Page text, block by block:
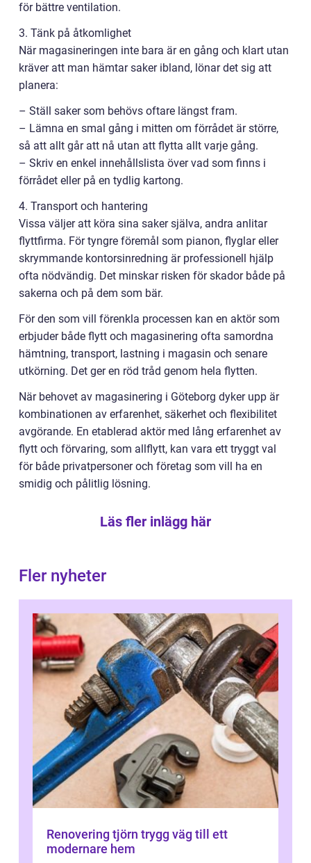
för bättre ventilation.
3. Tänk på åtkomlighet
När magasineringen inte bara är en gång och klart utan
kräver att man hämtar saker ibland, lönar det sig att
planera:
– Ställ saker som behövs oftare längst fram.
– Lämna en smal gång i mitten om förrådet är större,
så att allt går att nå utan att flytta allt varje gång.
– Skriv en enkel innehållslista över vad som finns i
förrådet eller på en tydlig kartong.
4. Transport och hantering
Vissa väljer att köra sina saker själva, andra anlitar
flyttfirma. För tyngre föremål som pianon, flyglar eller
skrymmande kontorsinredning är professionell hjälp
ofta nödvändig. Det minskar risken för skador både på
sakerna och på dem som bär.
För den som vill förenkla processen kan en aktör som
erbjuder både flytt och magasinering ofta samordna
hämtning, transport, lastning i magasin och senare
utkörning. Det ger en röd tråd genom hela flytten.
När behovet av magasinering i Göteborg dyker upp är
kombinationen av erfarenhet, säkerhet och flexibilitet
avgörande. En etablerad aktör med lång erfarenhet av
flytt och förvaring, som allflytt, kan vara ett tryggt val
för både privatpersoner och företag som vill ha en
smidig och pålitlig lösning.
Läs fler inlägg här
Fler nyheter
Renovering tjörn trygg väg till ett
modernare hem